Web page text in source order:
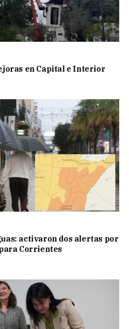
en Capital e Interior
activaron dos alertas por
Corrientes